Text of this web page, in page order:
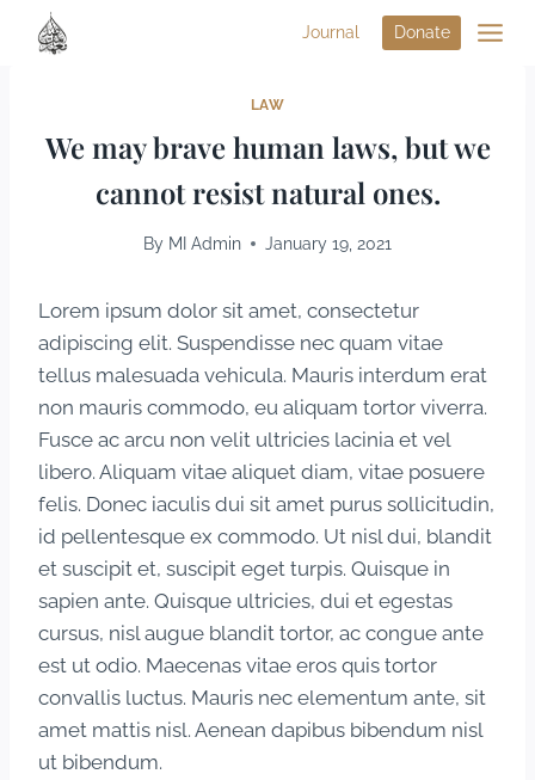
Journal Donate
LAW
We may brave human laws, but we
cannot resist natural ones.
By MI Admin January 19, 2021
Lorem ipsum dolor sit amet, consectetur
adipiscing elit. Suspendisse nec quam vitae
tellus malesuada vehicula. Mauris interdum erat
non mauris commodo, eu aliquam tortor viverra.
Fusce ac arcu non velit ultricies lacinia et vel
libero. Aliquam vitae aliquet diam, vitae posuere
felis. Donec iaculis dui sit amet purus sollicitudin,
id pellentesque ex commodo. Ut nisl dui, blandit
et suscipit et, suscipit eget turpis. Quisque in
sapien ante. Quisque ultricies, dui et egestas
cursus, nisl augue blandit tortor, ac congue ante
est ut odio. Maecenas vitae eros quis tortor
convallis luctus. Mauris nec elementum ante, sit
amet mattis nisl. Aenean dapibus bibendum nisl
ut bibendum.